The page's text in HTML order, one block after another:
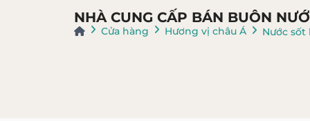
NHÀ CUNG CẤP BÁN BUÔN
Cửa hàng Hương vị châu Á Nước sốt